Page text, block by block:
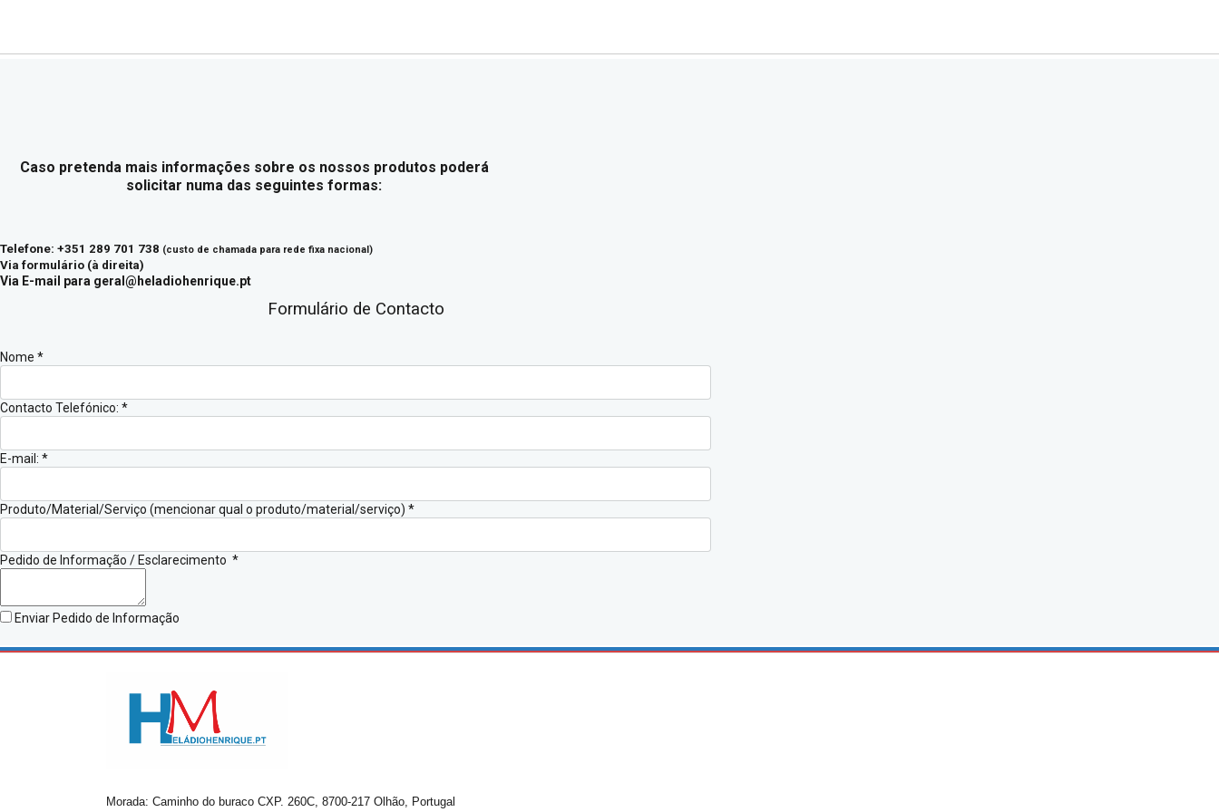
Caso pretenda mais informações sobre os nossos produtos poderá
solicitar numa das seguintes formas:
Telefone: +351 289 701 738 (custo de chamada para rede fixa nacional)
Via formulário (à direita)
Via E-mail para geral@heladiohenrique.pt
Formulário de Contacto
Nome *
Contacto Telefónico: *
E-mail: *
Produto/Material/Serviço (mencionar qual o produto/material/serviço) *
Pedido de Informação / Esclarecimento *
Enviar Pedido de Informação
Morada: Caminho do buraco CXP. 260C, 8700-217 Olhão, Portugal